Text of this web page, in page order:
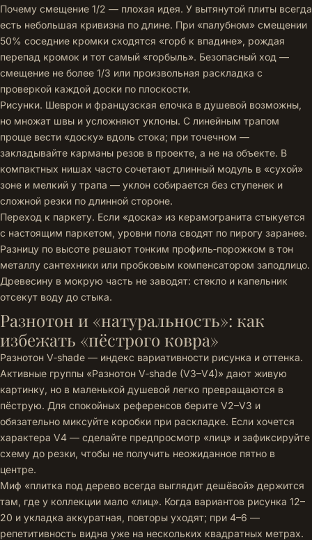
Почему смещение 1/2 — плохая идея. У вытянутой плиты всегда
есть небольшая кривизна по длине. При «палубном» смещении
50% соседние кромки сходятся «горб к впадине», рождая
перепад кромок и тот самый «горбыль». Безопасный ход —
смещение не более 1/3 или произвольная раскладка с
проверкой каждой доски по плоскости.
Рисунки. Шеврон и французская елочка в душевой возможны,
но множат швы и усложняют уклоны. С линейным трапом
проще вести «доску» вдоль стока; при точечном —
закладывайте карманы резов в проекте, а не на объекте. В
компактных нишах часто сочетают длинный модуль в «сухой»
зоне и мелкий у трапа — уклон собирается без ступенек и
сложной резки по длинной стороне.
Переход к паркету. Если «доска» из керамогранита стыкуется
с настоящим паркетом, уровни пола сводят по пирогу заранее.
Разницу по высоте решают тонким профиль‑порожком в тон
металлу сантехники или пробковым компенсатором заподлицо.
Древесину в мокрую часть не заводят: стекло и капельник
отсекут воду до стыка.
Разнотон и «натуральность»: как
избежать «пёстрого ковра»
Разнотон V‑shade — индекс вариативности рисунка и оттенка.
Активные группы «Разнотон V‑shade (V3–V4)» дают живую
картинку, но в маленькой душевой легко превращаются в
пёструю. Для спокойных референсов берите V2–V3 и
обязательно миксуйте коробки при раскладке. Если хочется
характера V4 — сделайте предпросмотр «лиц» и зафиксируйте
схему до резки, чтобы не получить неожиданное пятно в
центре.
Миф «плитка под дерево всегда выглядит дешёвой» держится
там, где у коллекции мало «лиц». Когда вариантов рисунка 12–
20 и укладка аккуратная, повторы уходят; при 4–6 —
репетитивность видна уже на нескольких квадратных метрах.